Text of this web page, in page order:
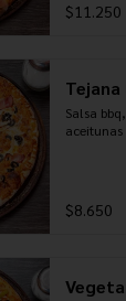
$11.250
Salsa
aceitunas
$8.650